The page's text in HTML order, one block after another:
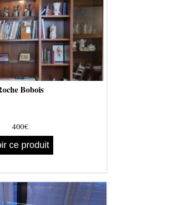
Bobois
400€
ce produit